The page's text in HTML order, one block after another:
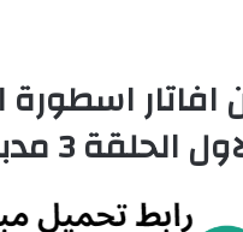
افاتار اسطورة
الحلقة 3 مدبلجة